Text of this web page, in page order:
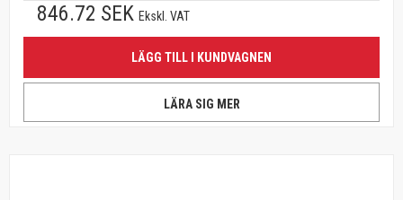
846.72 SEK Ekskl. VAT
LÄGG TILL I KUNDVAGNEN
LÄRA SIG MER